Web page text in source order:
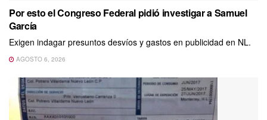
Por esto el Congreso Federal pidió investigar a Samuel
García
Exigen indagar presuntos desvíos y gastos en publicidad en NL.
AGOSTO 6, 2026